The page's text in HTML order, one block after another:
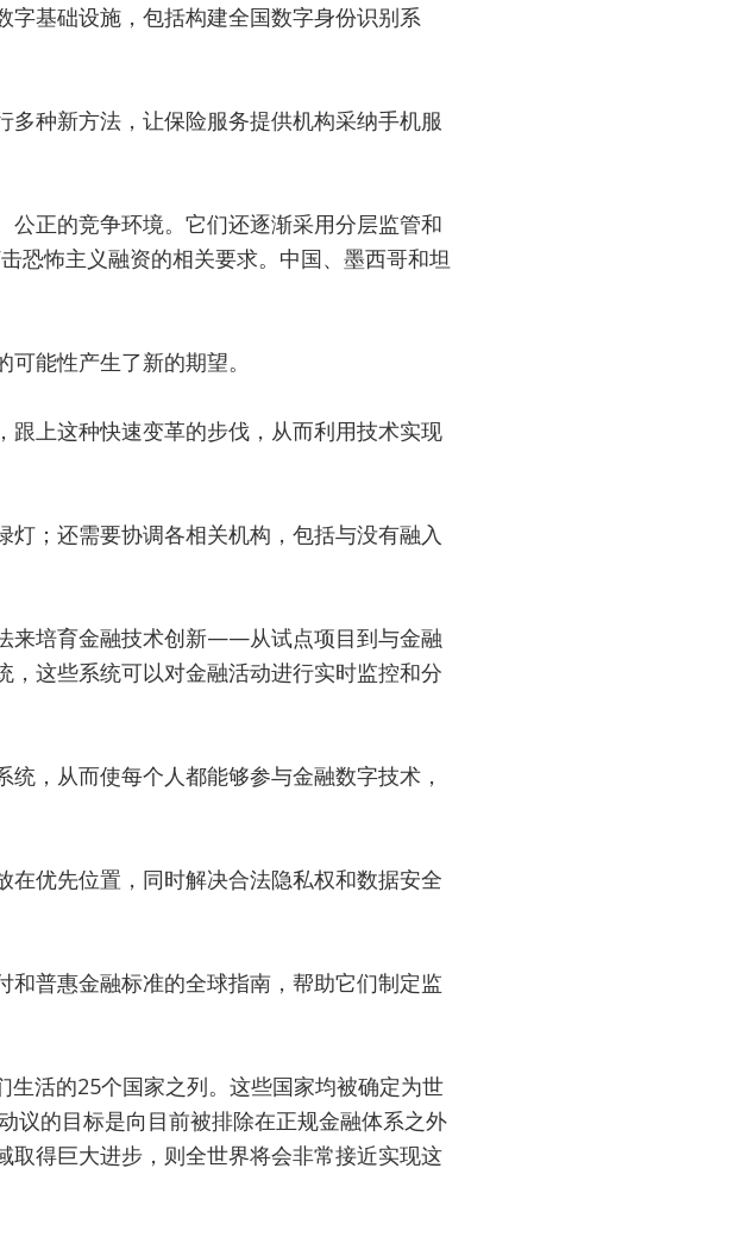
基础设施，包括构建全国数字身份识别系
种新方法，让保险服务提供机构采纳手机服
正的竞争环境。它们还逐渐采用分层监管和
恐怖主义融资的相关要求。中国、墨西哥和坦
能性产生了新的期望。
上这种快速变革的步伐，从而利用技术实现
；还需要协调各相关机构，包括与没有融入
来培育金融技术创新——从试点项目到与金融
这些系统可以对金融活动进行实时监控和分
，从而使每个人都能够参与金融数字技术，
优先位置，同时解决合法隐私权和数据安全
普惠金融标准的全球指南，帮助它们制定监
活的25个国家之列。这些国家均被确定为世
议的目标是向目前被排除在正规金融体系之外
得巨大进步，则全世界将会非常接近实现这